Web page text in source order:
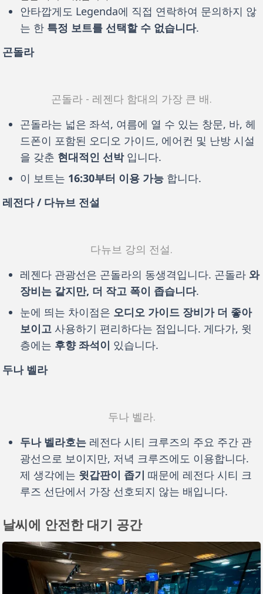
안타깝게도 Legenda에 직접 연락하여 문의하지 않
는 한 특정 보트를 선택할 수 없습니다.
곤돌라
곤돌라 - 레젠다 함대의 가장 큰 배.
곤돌라는 넓은 좌석, 여름에 열 수 있는 창문, 바, 헤
드폰이 포함된 오디오 가이드, 에어컨 및 난방 시설
을 갖춘 현대적인 선박입니다.
이 보트는 16:30부터 이용 가능 합니다.
레전다 / 다뉴브 전설
다뉴브 강의 전설.
레젠다 관광선은 곤돌라의 동생격입니다. 곤돌라 와
장비는 같지만, 더 작고 폭이 좁습니다.
눈에 띄는 차이점은 오디오 가이드 장비가 더 좋아
보이고 사용하기 편리하다는 점입니다. 게다가, 윗
층에는 후향 좌석이 있습니다.
두나 벨라
두나 벨라.
두나 벨라호는 레전다 시티 크루즈의 주요 주간 관
광선으로 보이지만, 저녁 크루즈에도 이용합니다.
제 생각에는 윗갑판이 좁기 때문에 레전다 시티 크
루즈 선단에서 가장 선호되지 않는 배입니다.
날씨에 안전한 대기 공간